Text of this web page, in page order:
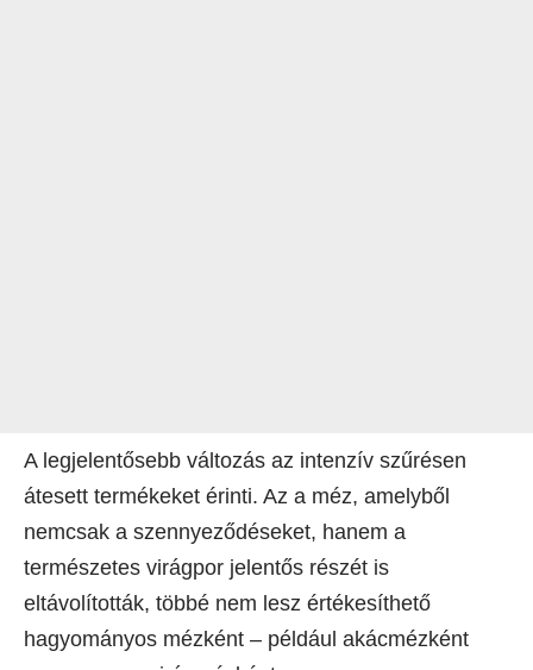
A legjelentősebb változás az intenzív szűrésen
átesett termékeket érinti. Az a méz, amelyből
nemcsak a szennyeződéseket, hanem a
természetes virágpor jelentős részét is
eltávolították, többé nem lesz értékesíthető
hagyományos mézként – például akácmézként